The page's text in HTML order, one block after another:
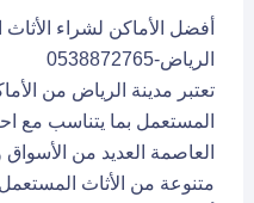
أفضل الأماكن لشراء
الرياض-0538872765
تعتبر مدينة الرياض من
المستعمل بما يتناسب مع
العاصمة العديد من
متنوعة من الأثاث